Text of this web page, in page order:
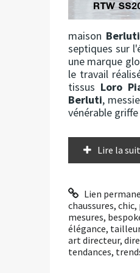
maison Berluti
septiques sur
une marque
le travail
tissus Loro
Berluti,
vénérable
Lire la
Lien
chaussures, chic,
mesures,
élégance, tailleur
art directeur,
tendances,